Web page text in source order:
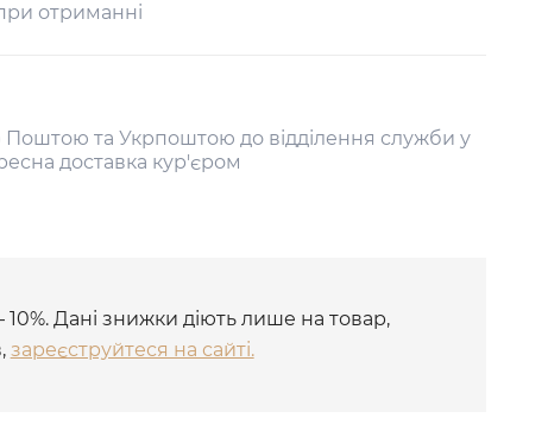
отриманні
та Укрпоштою до відділення служби у
доставка кур'єром
Дані знижки діють лише на товар,
зареєструйтеся на сайті.